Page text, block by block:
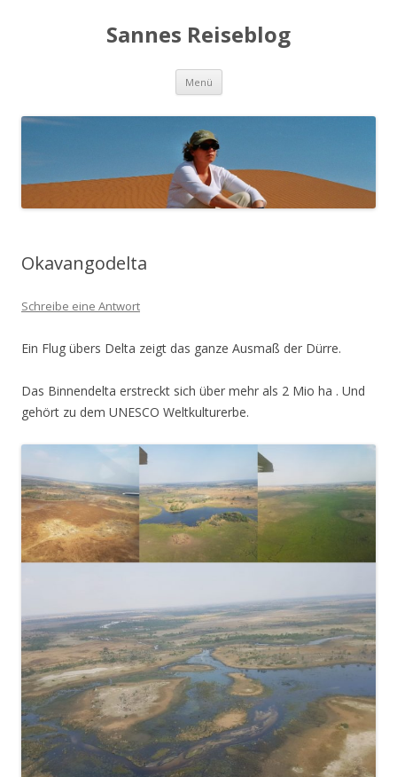
Sannes Reiseblog
Menü Springe
Inhalt
Okavangodelta
Schreibe eine Antwort
Ein Flug übers Delta zeigt das ganze Ausmaß der Dürre.
Das Binnendelta erstreckt sich über mehr als 2 Mio ha . Und
gehört zu dem UNESCO Weltkulturerbe.